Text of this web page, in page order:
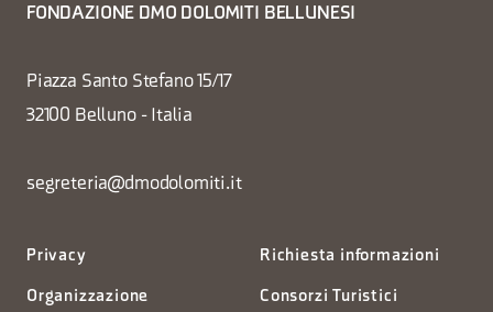
FONDAZIONE DMO DOLOMITI BELLUNESI
Piazza Santo Stefano 15/17
32100 Belluno - Italia
segreteria@dmodolomiti.it
Privacy
Organizzazione
Richiesta informazioni
Consorzi Turistici